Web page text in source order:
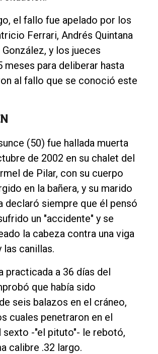
el fallo fue apelado por los
Ferrari, Andrés Quintana
y los jueces
meses para deliberar hasta
al fallo que se conoció este
(50) fue hallada muerta
de 2002 en su chalet del
de Pilar, con su cuerpo
en la bañera, y su marido
declaró siempre que él pensó
un "accidente" y se
la cabeza contra una viga
las canillas.
practicada a 36 días del
que había sido
seis balazos en el cráneo,
cuales penetraron en el
sexto -"el pituto"- le rebotó,
calibre .32 largo.